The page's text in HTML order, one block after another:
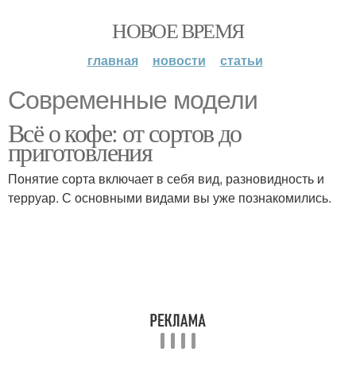
НОВОЕ ВРЕМЯ
главная новости статьи
Современные модели
Всё о кофе: от сортов до
приготовления
Понятие сорта включает в себя вид, разновидность и
терруар. С основными видами вы уже познакомились.